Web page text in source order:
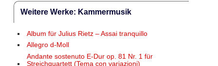
Weitere Werke: Kammermusik
Album für Julius Rietz – Assai tranquillo
Allegro d-Moll
Andante sostenuto E-Dur op. 81 Nr. 1 für
Streichquartett (Tema con variazioni)